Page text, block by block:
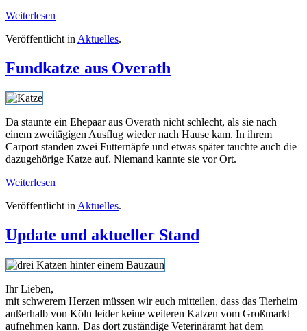
Weiterlesen
Veröffentlicht inAktuelles.
Fundkatze aus Overath
Da staunte ein Ehepaar aus Overath nicht schlecht, als sie nach
einem zweitägigen Ausflug wieder nach Hause kam. In ihrem
Carport standen zwei Futternäpfe und etwas später tauchte auch die
dazugehörige Katze auf. Niemand kannte sie vor Ort.
Weiterlesen
Veröffentlicht in Aktuelles.
Update und aktueller Stand
Ihr Lieben,
mit schwerem Herzen müssen wir euch mitteilen, dass das Tierheim
außerhalb von Köln leider keine weiteren Katzen vom Großmarkt
aufnehmen kann. Das dort zuständige Veterinäramt hat dem